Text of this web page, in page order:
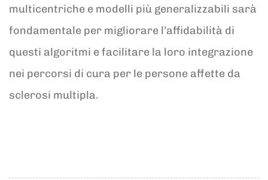
multicentriche e modelli più generalizzabili sarà
fondamentale per migliorare l’affidabilità di
questi algoritmi e facilitare la loro integrazione
nei percorsi di cura per le persone affette da
sclerosi multipla.